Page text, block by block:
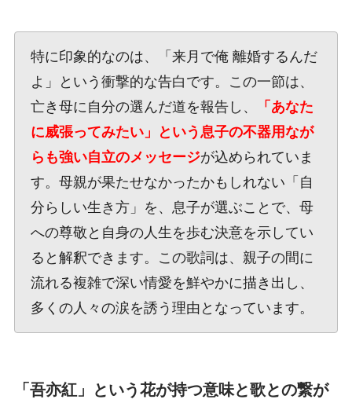
特に印象的なのは、「来月で俺 離婚するんだ
よ」という衝撃的な告白です。この一節は、
亡き母に自分の選んだ道を報告し、
「あなた
に威張ってみたい」という息子の不器用なが
らも強い自立のメッセージが込められていま
す。母親が果たせなかったかもしれない「自
分らしい生き方」を、息子が選ぶことで、母
への尊敬と自身の人生を歩む決意を示してい
ると解釈できます。この歌詞は、親子の間に
流れる複雑で深い情愛を鮮やかに描き出し、
多くの人々の涙を誘う理由となっています。
「吾亦紅」という花が持つ意味と歌との繋が